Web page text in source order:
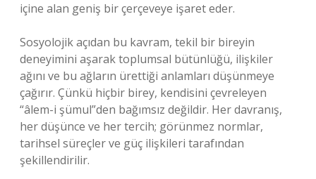
içine alan geniş bir çerçeveye işaret eder.
Sosyolojik açıdan bu kavram, tekil bir bireyin
deneyimini aşarak toplumsal bütünlüğü, ilişkiler
ağını ve bu ağların ürettiği anlamları düşünmeye
çağırır. Çünkü hiçbir birey, kendisini çevreleyen
“âlem-i şümul”den bağımsız değildir. Her davranış,
her düşünce ve her tercih; görünmez normlar,
tarihsel süreçler ve güç ilişkileri tarafından
şekillendirilir.